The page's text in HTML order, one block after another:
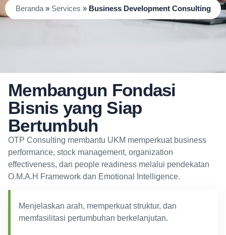
Beranda» Services » Business Development Consulting
Membangun Fondasi
Bisnis yang Siap
Bertumbuh
OTP Consulting membantu UKM memperkuat business
performance, stock management, organization
effectiveness, dan people readiness melalui pendekatan
O.M.A.H Framework dan Emotional Intelligence.
Menjelaskan arah, memperkuat struktur, dan
memfasilitasi pertumbuhan berkelanjutan.